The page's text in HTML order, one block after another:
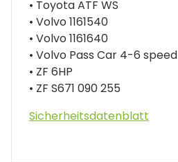
• Toyota ATF WS
• Volvo 1161540
• Volvo 1161640
• Volvo Pass Car 4-6 speed
• ZF 6HP
• ZF S671 090 255
Sicherheitsdatenblatt